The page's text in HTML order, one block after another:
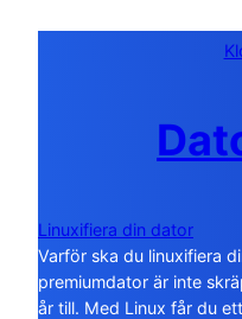
Linuxifiera din dator
Varför ska du linuxifiera
premiumdator är inte
år till. Med Linux får du